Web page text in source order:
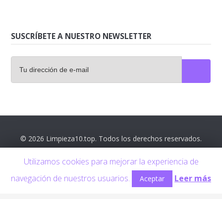
SUSCRÍBETE A NUESTRO NEWSLETTER
© 2026 Limpieza10.top. Todos los derechos reservados.
Política de privacidad
Utilizamos cookies para mejorar la experiencia de
navegación de nuestros usuarios.
Aceptar Leer más